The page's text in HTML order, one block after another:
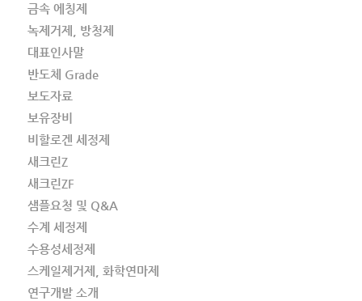
금속 에칭제
녹제거제, 방청제
대표인사말
반도체 Grade
보도자료
보유장비
비할로겐 세정제
새크린Z
새크린ZF
샘플요청 및 Q&A
수계 세정제
수용성세정제
스케일제거제, 화학연마제
연구개발 소개